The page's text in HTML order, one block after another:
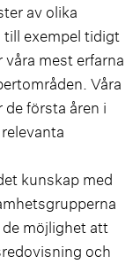
av olika
exempel tidigt
mest erfarna
Våra
första åren i
kunskap med
möjlighet att
och